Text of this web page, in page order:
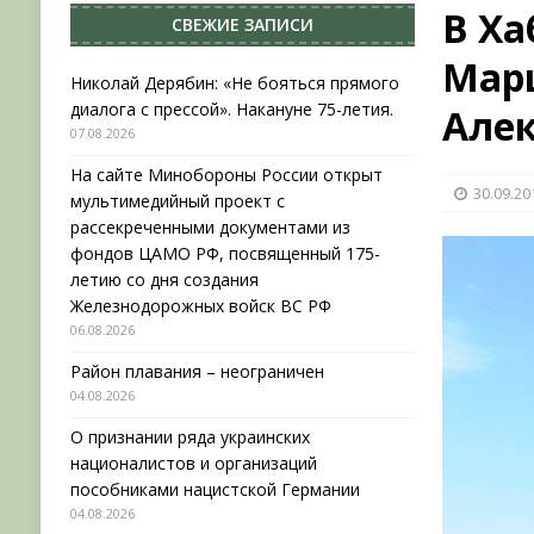
[ 04.08.2026 ] Район плавания – неограничен
[ 04.08.2026 ]
О признании ряда украинских
НОВОСТИ
[ 31.07.2026 ] АВГУСТ В ВОЕННОЙ ИСТОРИИ
[ 07.08.2026 ]
Николай Дерябин: «Не бояться
В
СВЕЖИЕ ЗАПИСИ
Николай Дерябин: «Не бояться прямого
диалога с прессой». Накануне 75-летия.
07.08.2026
На сайте Минобороны России открыт
мультимедийный проект с
рассекреченными документами из
фондов ЦАМО РФ, посвященный 175-
летию со дня создания
Железнодорожных войск ВС РФ
06.08.2026
Район плавания – неограничен
04.08.2026
О признании ряда украинских
националистов и организаций
пособниками нацистской Германии
04.08.2026